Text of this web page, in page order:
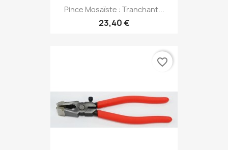
Pince Mosaïste : Tranchant...
23,40 €
favorite_border